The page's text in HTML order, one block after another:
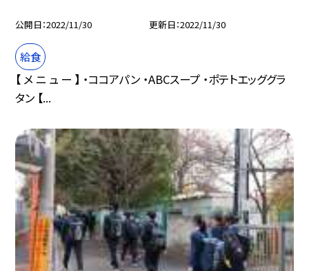
公開日 2022/11/30 更新日 2022/11/30
給食
【 メ ニ ュ ー 】 ・ココアパン ・ABCスープ ・ポテトエッググラ
タン 【...